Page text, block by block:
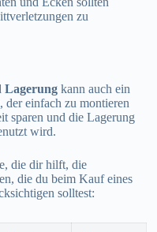
zu
Lagerungkann auch ein
einfach zu montieren
sparen und die Lagerung
wird.
die dir hilft, die
die du beim Kauf eines
solltest: